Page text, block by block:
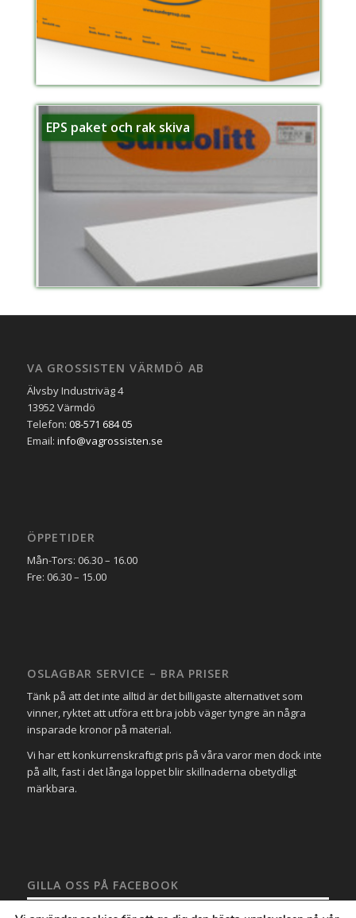
EPS paket och rak skiva
VA GROSSISTEN VÄRMDÖ AB
Älvsby Industriväg 4
13952 Värmdö
Telefon: 08-571 684 05
Email: info@vagrossisten.se
ÖPPETIDER
Mån-Tors: 06.30 – 16.00
Fre: 06.30 – 15.00
OSLAGBAR SERVICE – BRA PRISER
Tänk på att det inte alltid är det billigaste alternativet som
vinner, ryktet att utföra ett bra jobb väger tyngre än några
insparade kronor på material.
Vi har ett konkurrenskraftigt pris på våra varor men dock inte
på allt, fast i det långa loppet blir skillnaderna obetydligt
märkbara.
GILLA OSS PÅ FACEBOOK